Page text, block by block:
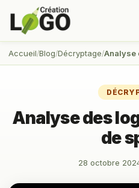
Accueil Blog Décryptage Analyse
Analyse des
de
28 octobre